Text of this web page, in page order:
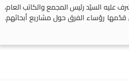
السيّد رئيس المجمع والكاتب العام،
رؤساء الفرق حول مشاريع أبحاثهم.